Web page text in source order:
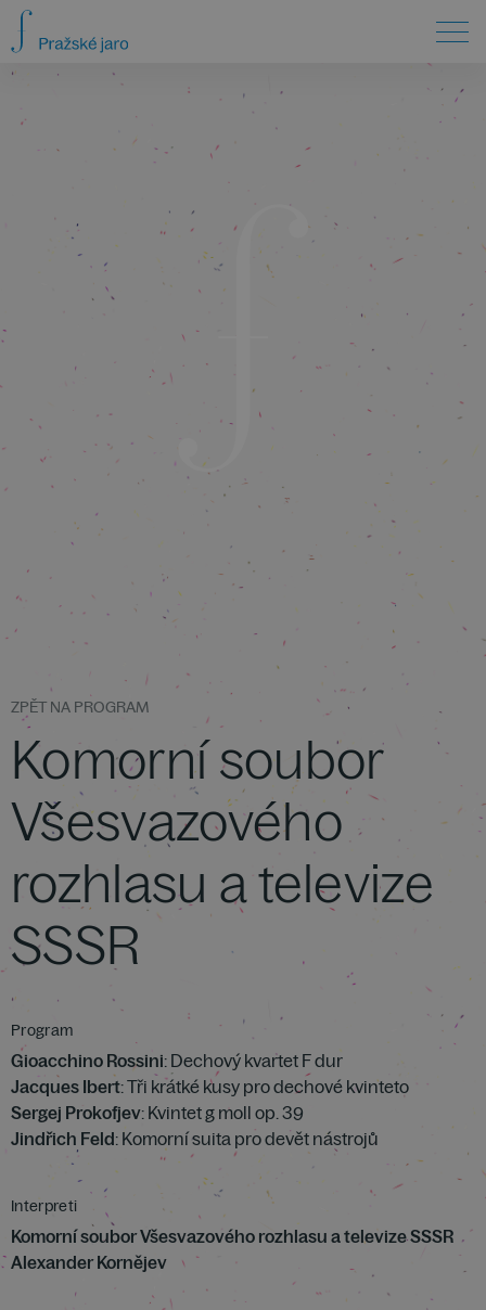
ZPĚT NA PROGRAM
Komorní soubor
Všesvazového
rozhlasu a televize
SSSR
Program
Gioacchino Rossini: Dechový kvartet F dur
Jacques Ibert: Tři krátké kusy pro dechové kvinteto
Sergej Prokofjev: Kvintet g moll op. 39
Jindřich Feld: Komorní suita pro devět nástrojů
Interpreti
Komorní soubor Všesvazového rozhlasu a televize SSSR
Alexander Kornějev